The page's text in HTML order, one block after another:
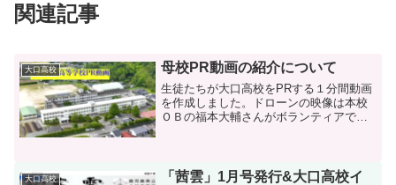
関連記事
大口高校 母校PR動画の紹介について
生徒たちが大口高校をPRする１分間動画
を作成しました。ドローンの映像は本校
ＯＢの福本大輔さんがボランティアで撮
♪♪♪♪♪♪♪♪♪♪♪♪♪♪♪...
大口高校
「茜雲」1月号発行&大口高校イ